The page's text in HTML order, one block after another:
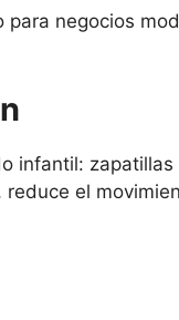
negocios
infantil:
el